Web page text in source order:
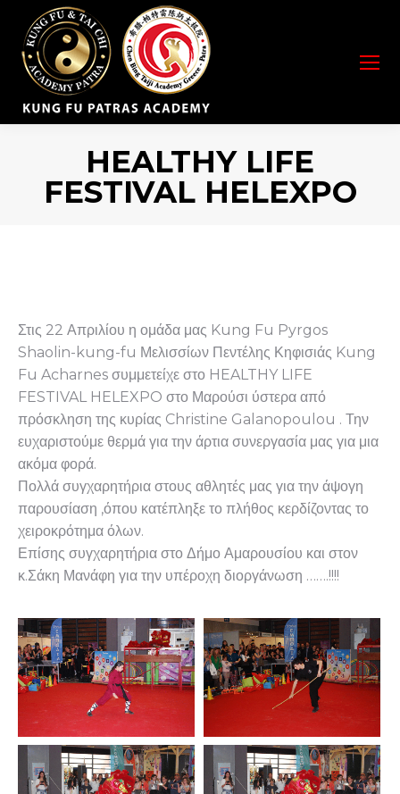
HEALTHY LIFE
FESTIVAL HELEXPO
Στις 22 Απριλίου η ομάδα μας Kung Fu Pyrgos
Shaolin-kung-fu Μελισσίων Πεντέλης Κηφισιάς Kung
Fu Acharnes συμμετείχε στο HEALTHY LIFE
FESTIVAL HELEXPO στο Μαρούσι ύστερα από
πρόσκληση της κυρίας Christine Galanopoulou . Την
ευχαριστούμε θερμά για την άρτια συνεργασία μας για μια
ακόμα φορά.
Πολλά συγχαρητήρια στους αθλητές μας για την άψογη
παρουσίαση ,όπου κατέπληξε το πλήθος κερδίζοντας το
χειροκρότημα όλων.
Επίσης συγχαρητήρια στο Δήμο Αμαρουσίου και στον
κ.Σάκη Μανάφη για την υπέροχη διοργάνωση …….!!!!